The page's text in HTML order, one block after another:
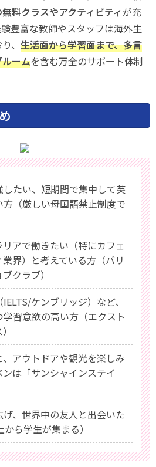
料クラスやアクティビティが充
豊富な教師やスタッフは海外生
、 生活面から学習面まで、多言
ームを含む万全のサポート体制
たい、短期間で集中して英
（厳しい母国語禁止制度で
アで働きたい（特にカフェ
界）と考えている方（バリ
クラブ）
ケンブリッジ）など、
習意欲の高い方（エクスト
アウトドアや観光を楽しみ
は「サンシャインステイ
、世界中の友人と出会いた
ら学生が集まる）